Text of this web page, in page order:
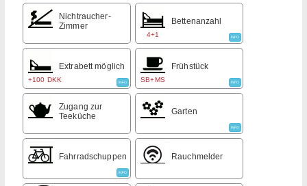
Nichtraucher-
Zimmer
4+1
Bettenanzahl
INFO
+100 DKK
Extrabett möglich
INFO SB+MS
Frühstück
INFO
Zugang zur
Teeküche
Garten
INFO
Fahrradschuppen
INFO
Rauchmelder